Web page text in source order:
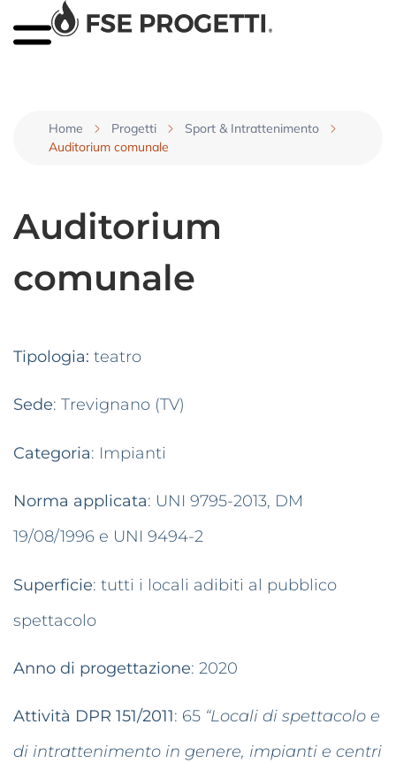
Home Progetti
Sport & Intrattenimento
Auditorium comunale
Auditorium
comunale
Tipologia: teatro
Sede: Trevignano (TV)
Categoria: Impianti
Norma applicata: UNI 9795-2013, DM
19/08/1996 e UNI 9494-2
Superficie: tutti i locali adibiti al pubblico
spettacolo
Anno di progettazione: 2020
Attività DPR 151/2011: 65 “Locali di spettacolo e
di intrattenimento in genere, impianti e centri